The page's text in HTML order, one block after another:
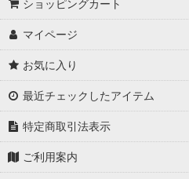
ショッピングカート
マイページ
お気に入り
最近チェックしたアイテム
特定商取引法表示
ご利用案内